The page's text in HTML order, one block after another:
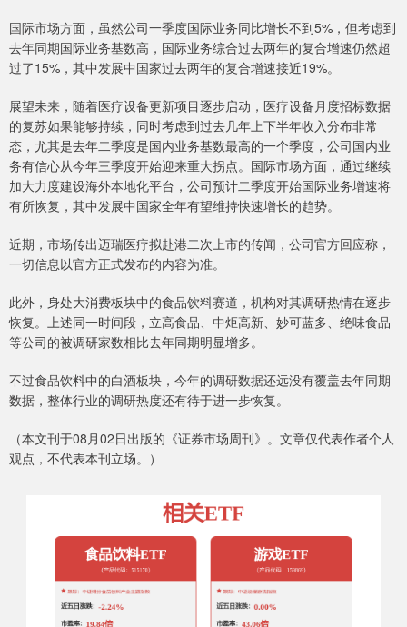
国际市场方面，虽然公司一季度国际业务同比增长不到5%，但考虑到
去年同期国际业务基数高，国际业务综合过去两年的复合增速仍然超
过了15%，其中发展中国家过去两年的复合增速接近19%。
展望未来，随着医疗设备更新项目逐步启动，医疗设备月度招标数据
的复苏如果能够持续，同时考虑到过去几年上下半年收入分布非常
态，尤其是去年二季度是国内业务基数最高的一个季度，公司国内业
务有信心从今年三季度开始迎来重大拐点。国际市场方面，通过继续
加大力度建设海外本地化平台，公司预计二季度开始国际业务增速将
有所恢复，其中发展中国家全年有望维持快速增长的趋势。
近期，市场传出迈瑞医疗拟赴港二次上市的传闻，公司官方回应称，
一切信息以官方正式发布的内容为准。
此外，身处大消费板块中的食品饮料赛道，机构对其调研热情在逐步
恢复。上述同一时间段，立高食品、中炬高新、妙可蓝多、绝味食品
等公司的被调研家数相比去年同期明显增多。
不过食品饮料中的白酒板块，今年的调研数据还远没有覆盖去年同期
数据，整体行业的调研热度还有待于进一步恢复。
（本文刊于08月02日出版的《证券市场周刊》。文章仅代表作者个人
观点，不代表本刊立场。）